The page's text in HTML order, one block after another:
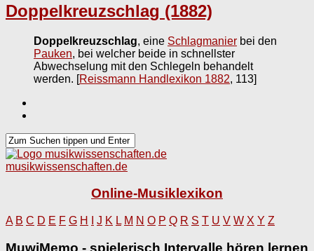
Doppelkreuzschlag (1882)
Doppelkreuzschlag, eine Schlagmanier bei den
Pauken, bei welcher beide in schnellster
Abwechselung mit den Schlegeln behandelt
werden. [Reissmann Handlexikon 1882, 113]
musikwissenschaften.de
Online-Musiklexikon
A B C D E F G H J K L M N O P Q R S T U V W X Y Z
MuwiMemo - spielerisch Intervalle hören lernen